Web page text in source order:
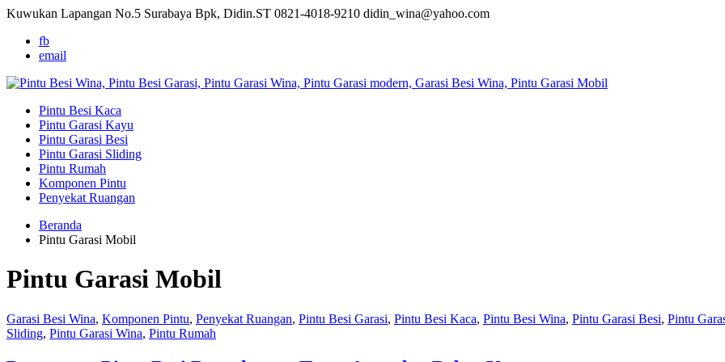
Kuwukan Lapangan No.5 Surabaya Bpk, Didin.ST 0821-4018-9210 didin_wina@yahoo.com
fb
email
Pintu Besi Kaca
Pintu Garasi Kayu
Pintu Garasi Besi
Pintu Garasi Sliding
Pintu Rumah
Komponen Pintu
Penyekat Ruangan
Beranda
Pintu Garasi Mobil
Pintu Garasi Mobil
Garasi Besi Wina, Komponen Pintu, Penyekat Ruangan, Pintu Besi Garasi, Pintu Besi Kaca, Pintu Besi Wina, Pintu Garasi Besi, Pintu
Sliding, Pintu Garasi Wina, Pintu Rumah